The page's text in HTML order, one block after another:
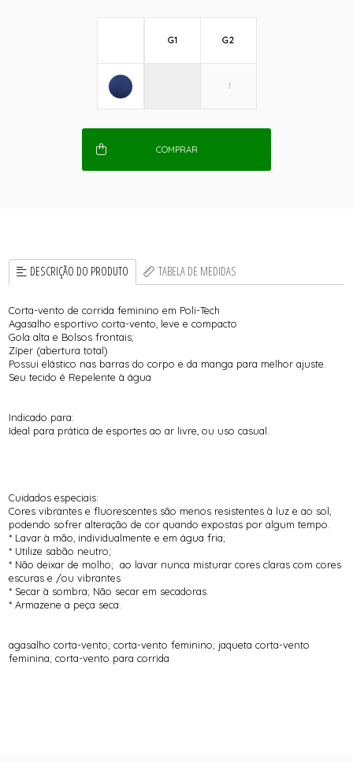
G1 G2
COMPRAR
DESCRIÇÃO DO PRODUTO TABELA DE MEDIDAS
Corta-vento de corrida feminino em Poli-Tech
Agasalho esportivo corta-vento, leve e compacto
Gola alta e Bolsos frontais;
Zíper (abertura total)
Possui elástico nas barras do corpo e da manga para melhor ajuste.
Seu tecido é Repelente à água
Indicado para:
Ideal para prática de esportes ao ar livre, ou uso casual.
Cuidados especiais:
Cores vibrantes e fluorescentes são menos resistentes à luz e ao sol,
podendo sofrer alteração de cor quando expostas por algum tempo.
* Lavar à mão, individualmente e em água fria;
* Utilize sabão neutro;
* Não deixar de molho; ao lavar nunca misturar cores claras com cores
escuras e /ou vibrantes
* Secar à sombra; Não secar em secadoras.
* Armazene a peça seca.
agasalho corta-vento; corta-vento feminino; jaqueta corta-vento
feminina; corta-vento para corrida